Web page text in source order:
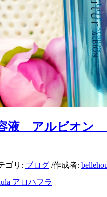
ング
アロハフラ
液 アルビオン
ゴリ: ブログ /作成者: